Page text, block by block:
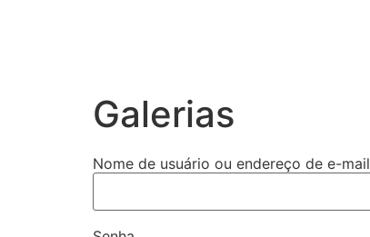
Galerias
Nome de usuário ou endereço de e-mail